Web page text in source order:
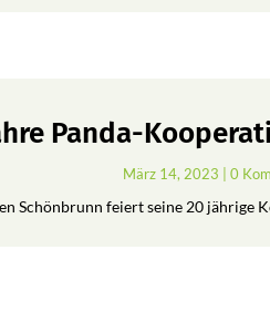
Panda-
März 14, 2023 | 0
Schönbrunn feiert seine 20 jährige